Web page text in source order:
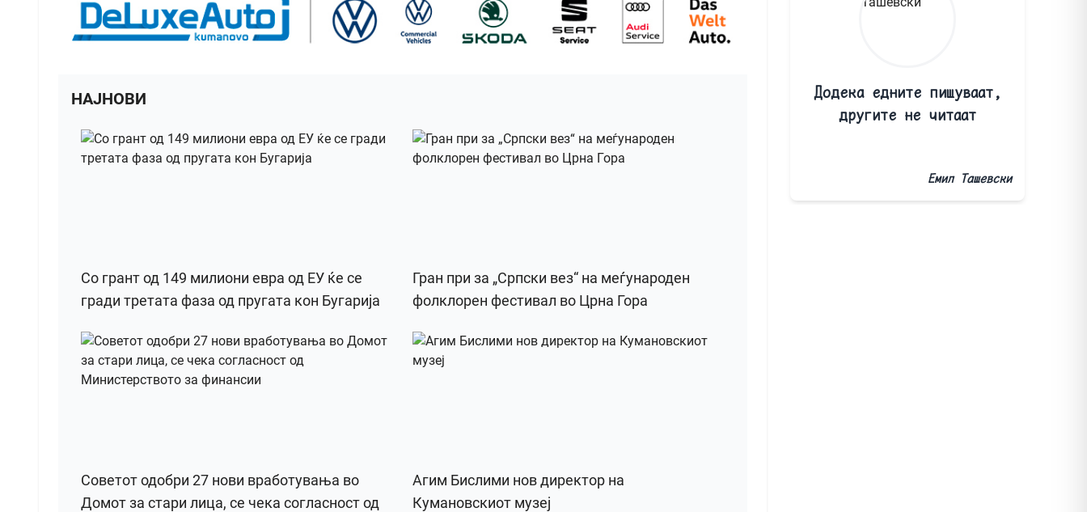
НАЈНОВИ
Со грант од 149 милиони евра од ЕУ ќе се
гради третата фаза од пругата кон Бугарија
Гран при за „Српски вез“ на меѓународен
фолклорен фестивал во Црна Гора
Советот одобри 27 нови вработувања во
Домот за стари лица, се чека согласност од
Агим Бислими нов директор на
Кумановскиот музеј
Додека едните пишуваат,
другите не читаат
Емил Ташевски